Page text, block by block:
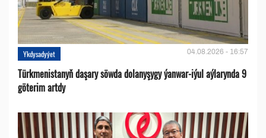
Ykdysadyýet 04.08.2026 - 16:57
Türkmenistanyň daşary söwda dolanyşygy ýanwar-iýul aýlarynda 9
göterim artdy